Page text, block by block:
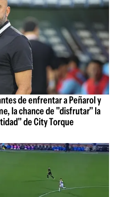
de enfrentar a Peñarol y
la chance de "disfrutar" la
de City Torque